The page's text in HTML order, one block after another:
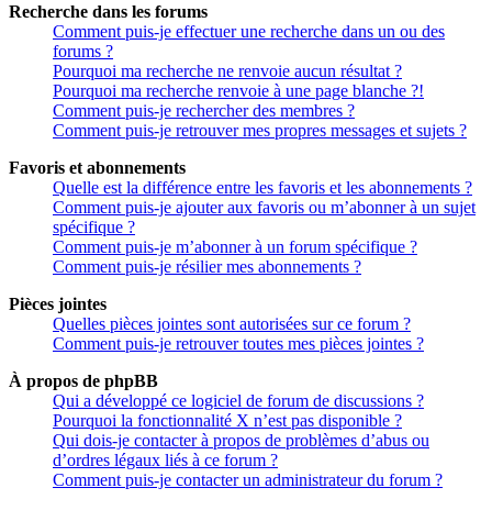
Recherche dans les forums
Comment puis-je effectuer une recherche dans un ou des
forums ?
Pourquoi ma recherche ne renvoie aucun résultat ?
Pourquoi ma recherche renvoie à une page blanche ?!
Comment puis-je rechercher des membres ?
Comment puis-je retrouver mes propres messages et sujets ?
Favoris et abonnements
Quelle est la différence entre les favoris et les abonnements ?
Comment puis-je ajouter aux favoris ou m’abonner à un sujet
spécifique ?
Comment puis-je m’abonner à un forum spécifique ?
Comment puis-je résilier mes abonnements ?
Pièces jointes
Quelles pièces jointes sont autorisées sur ce forum ?
Comment puis-je retrouver toutes mes pièces jointes ?
À propos de phpBB
Qui a développé ce logiciel de forum de discussions ?
Pourquoi la fonctionnalité X n’est pas disponible ?
Qui dois-je contacter à propos de problèmes d’abus ou
d’ordres légaux liés à ce forum ?
Comment puis-je contacter un administrateur du forum ?